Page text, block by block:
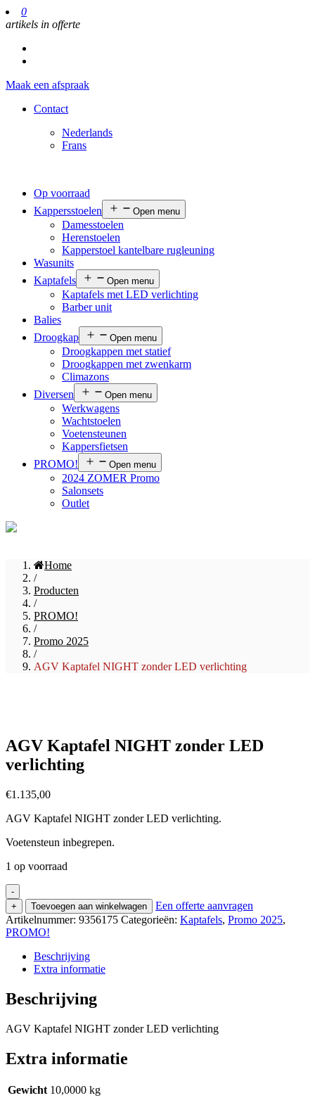
0
artikels in offerte
Maak een afspraak
Contact
Nederlands
Frans
Op voorraad
Kappersstoelen
Open menu
Damesstoelen
Herenstoelen
Kapperstoel kantelbare rugleuning
Wasunits
Kaptafels
Open menu
Kaptafels met LED verlichting
Barber unit
Balies
Droogkap
Open menu
Droogkappen met statief
Droogkappen met zwenkarm
Climazons
Diversen
Open menu
Werkwagens
Wachtstoelen
Voetensteunen
Kappersfietsen
PROMO!
Open menu
2024 ZOMER Promo
Salonsets
Outlet
Home
/
Producten
/
PROMO!
/
Promo 2025
/
AGV Kaptafel NIGHT zonder LED verlichting
AGV Kaptafel NIGHT zonder LED
verlichting
€1.135,00
AGV Kaptafel NIGHT zonder LED verlichting.
Voetensteun inbegrepen.
1 op voorraad
-
+
Toevoegen aan winkelwagen
Een offerte aanvragen
Artikelnummer: 9356175 Categorieën: Kaptafels, Promo 2025,
PROMO!
Beschrijving
Extra informatie
Beschrijving
AGV Kaptafel NIGHT zonder LED verlichting
Extra informatie
Gewicht 10,0000 kg